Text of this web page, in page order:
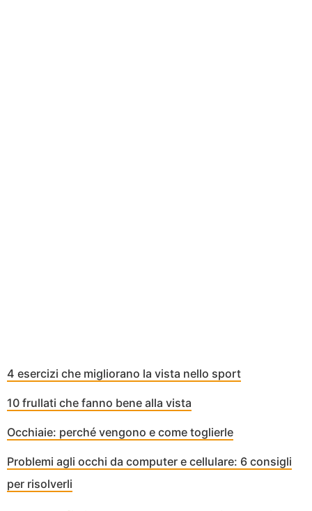
4 esercizi che migliorano la vista nello sport
10 frullati che fanno bene alla vista
Occhiaie: perché vengono e come toglierle
Problemi agli occhi da computer e cellulare: 6 consigli
per risolverli